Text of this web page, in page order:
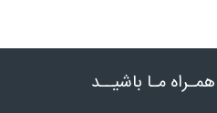
مـا باشیــد